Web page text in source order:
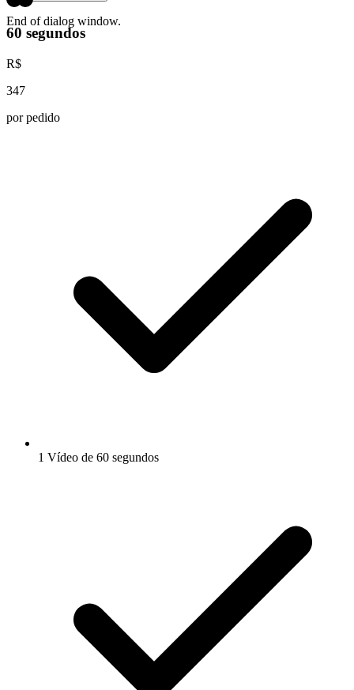
End of dialog window.
60 segundos
R$
347
por pedido
1 Vídeo de 60 segundos